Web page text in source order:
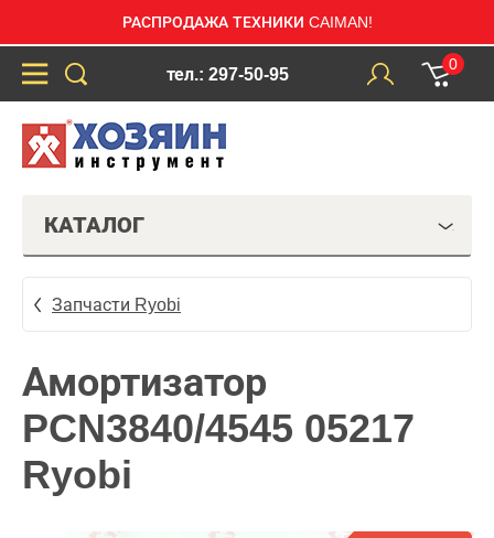
РАСПРОДАЖА ТЕХНИКИ CAIMAN!
тел.: 297-50-95
0
КАТАЛОГ
Запчасти Ryobi
Амортизатор
PCN3840/4545 05217
Ryobi